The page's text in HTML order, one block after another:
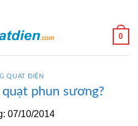
0
QUẠT ĐIỆN
phun sương?
07/10/2014